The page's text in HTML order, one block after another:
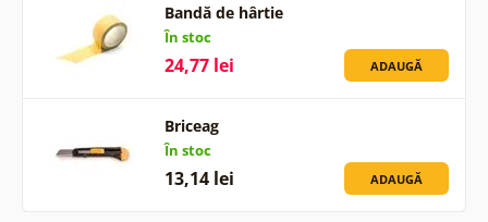
Bandă de hârtie
În stoc
24,77 lei ADAUGĂ
Briceag
În stoc
13,14 lei ADAUGĂ